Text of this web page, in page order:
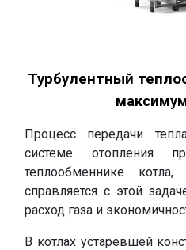
Турбулентный
Процесс передачи
системе отопления
теплообменнике
справляется с этой
расход газа и
В котлах устаревшей